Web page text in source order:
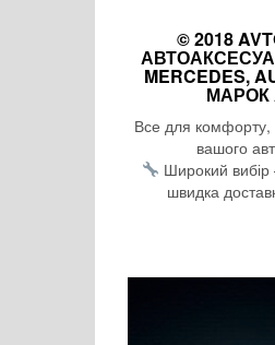
© 2018
MERCEDES,
МАРОК
Все для комфорту,
вашого
Широкий вибір
швидка